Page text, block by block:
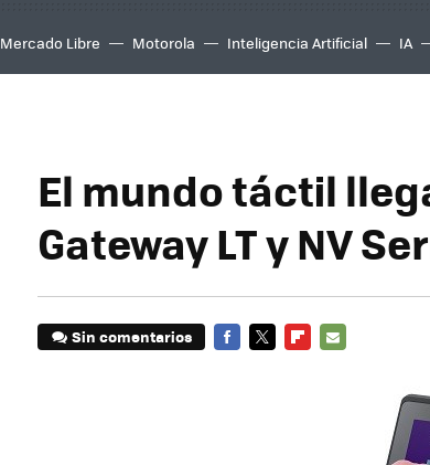
Mercado Libre Motorola Inteligencia Artificial IA
El mundo táctil
Gateway LT y NV
Sin comentarios